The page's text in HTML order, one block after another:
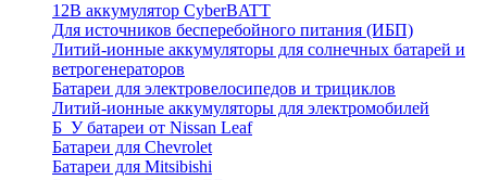
12В аккумулятор CyberBATT
Для источников бесперебойного питания (ИБП)
Литий-ионные аккумуляторы для солнечных батарей и
ветрогенераторов
Батареи для электровелосипедов и трициклов
Литий-ионные аккумуляторы для электромобилей
Б_У батареи от Nissan Leaf
Батареи для Chevrolet
Батареи для Mitsibishi